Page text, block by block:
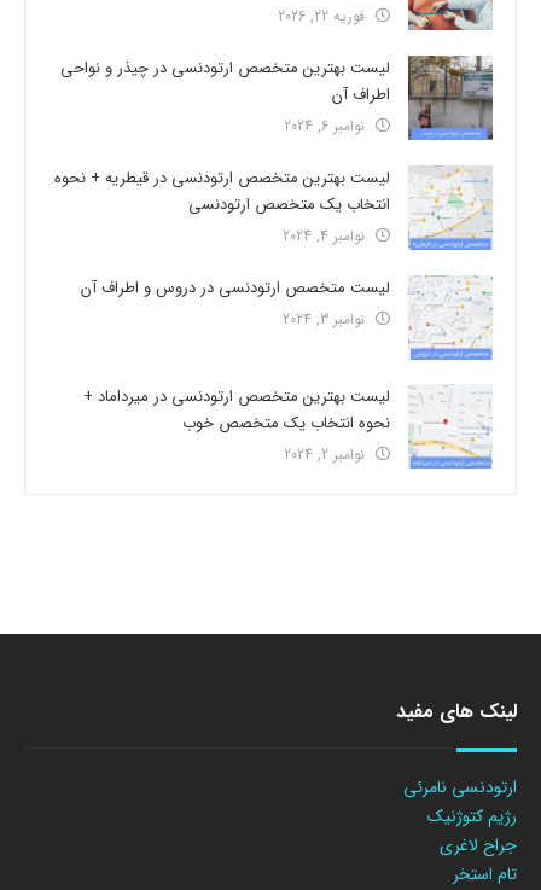
فوریه 22, 2026
لیست بهترین متخصص ارتودنسی در چیذر و نواحی
اطراف آن
نوامبر 6, 2024
لیست بهترین متخصص ارتودنسی در قیطریه + نحوه
انتخاب یک متخصص ارتودنسی
نوامبر 4, 2024
لیست متخصص ارتودنسی در دروس و اطراف آن
نوامبر 3, 2024
لیست بهترین متخصص ارتودنسی در میرداماد +
نحوه انتخاب یک متخصص خوب
نوامبر 2, 2024
لینک های مفید
ارتودنسی نامرئی
رژیم کتوژنیک
جراح لاغری
تام استخر